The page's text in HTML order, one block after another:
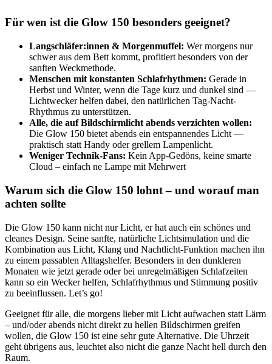
Für wen ist die Glow 150 besonders geeignet?
Langschläfer:innen & Morgenmuffel: Wer morgens nur
schwer aus dem Bett kommt, profitiert besonders von der
sanften Weckmethode.
Menschen mit konstanten Schlafrhythmen: Gerade in
Herbst und Winter, wenn die Tage kurz und dunkel sind —
Lichtwecker helfen dabei, den natürlichen Tag-Nacht-
Rhythmus zu unterstützen.
Alle, die auf Bildschirmlicht abends verzichten wollen:
Die Glow 150 bietet abends ein entspannendes Licht —
praktisch statt Handy oder grellem Lampenlicht.
Weniger Technik-Fans: Kein App-Gedöns, keine smarte
Cloud – einfach ne Lampe mit Mehrwert
Warum sich die Glow 150 lohnt – und worauf man
achten sollte
Die Glow 150 kann nicht nur Licht, er hat auch ein schönes und
cleanes Design. Seine sanfte, natürliche Lichtsimulation und die
Kombination aus Licht, Klang und Nachtlicht-Funktion machen ihn
zu einem passablen Alltagshelfer. Besonders in den dunkleren
Monaten wie jetzt gerade oder bei unregelmäßigen Schlafzeiten
kann so ein Wecker helfen, Schlafrhythmus und Stimmung positiv
zu beeinflussen. Let’s go!
Geeignet für alle, die morgens lieber mit Licht aufwachen statt Lärm
– und/oder abends nicht direkt zu hellen Bildschirmen greifen
wollen, die Glow 150 ist eine sehr gute Alternative. Die Uhrzeit
geht übrigens aus, leuchtet also nicht die ganze Nacht hell durch den
Raum.